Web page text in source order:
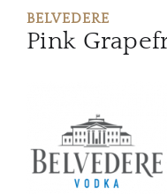
BELVEDERE
Pink